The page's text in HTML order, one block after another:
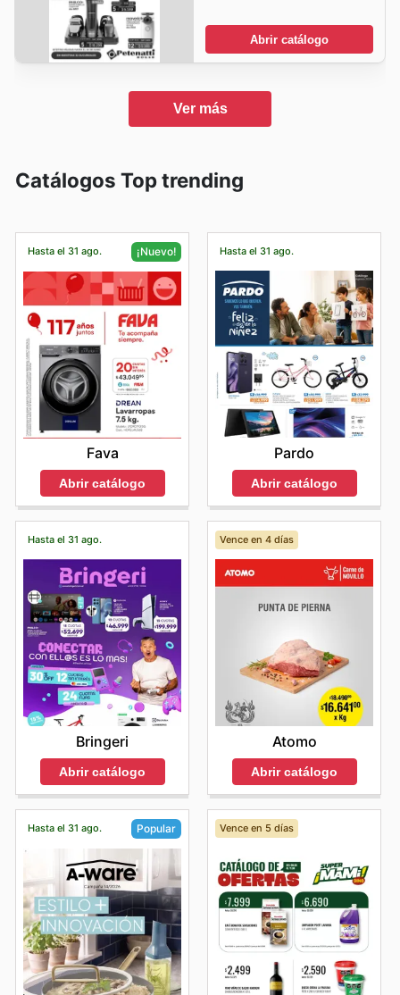
Abrir catálogo
Ver más
Catálogos Top trending
Hasta el 31 ago. ¡Nuevo!
Fava
Abrir catálogo
Hasta el 31 ago.
Pardo
Abrir catálogo
Hasta el 31 ago.
Bringeri
Abrir catálogo
Vence en 4 días
Atomo
Abrir catálogo
Hasta el 31 ago. Popular Vence en 5 días